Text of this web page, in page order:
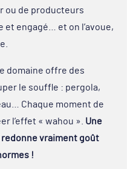
ou de producteurs
et engagé… et on l’avoue,
domaine offre des
le souffle : pergola,
Chaque moment de
l’effet « wahou ». Une
vraiment goût
!